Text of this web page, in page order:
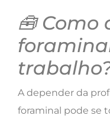
🧰 Como
A depender da
foraminal pode se